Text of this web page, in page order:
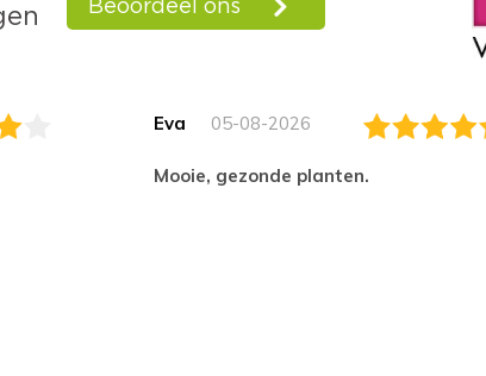
Eva 05-08-2026
Mooie, gezonde planten.